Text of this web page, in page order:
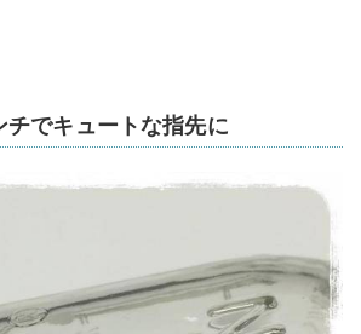
チでキュートな指先に